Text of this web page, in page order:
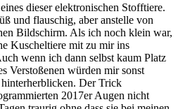
dieser elektronischen Stofftiere.
und flauschig, aber anstelle von
Bildschirm. Als ich noch klein war,
Kuscheltiere mit zu mir ins
wenn ich dann selbst kaum Platz
Verstoßenen würden mir sonst
Der Trick
2017er Augen nicht